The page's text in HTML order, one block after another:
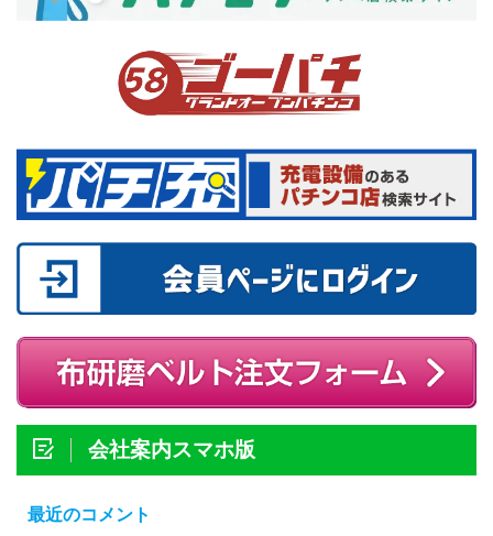
会社案内スマホ版
最近のコメント